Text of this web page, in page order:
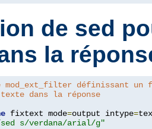
de sed
la
mod_ext_filter définissant
dans la réponse
fixtext mode=output intype=
s/verdana/arial/g"